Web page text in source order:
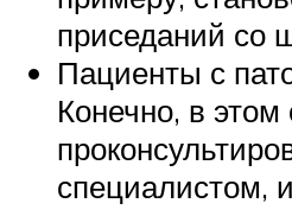
приседаний со
Пациенты с
Конечно, в этом
специалистом,